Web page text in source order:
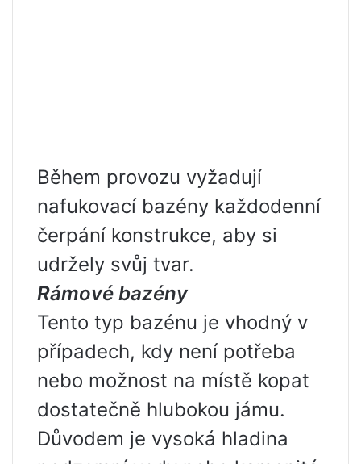
Během provozu vyžadují
nafukovací bazény každodenní
čerpání konstrukce, aby si
udržely svůj tvar.
Rámové bazény
Tento typ bazénu je vhodný v
případech, kdy není potřeba
nebo možnost na místě kopat
dostatečně hlubokou jámu.
Důvodem je vysoká hladina